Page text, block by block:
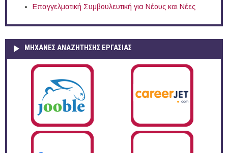
Επαγγελματική Συμβουλευτική για Νέους και Νέες
ΜΗΧΑΝΕΣ ΑΝΑΖΗΤΗΣΗΣ ΕΡΓΑΣΙΑΣ